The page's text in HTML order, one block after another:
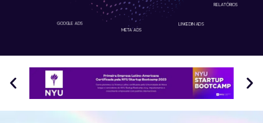
GOOGLE ADS LINKEDIN ADS
META ADS
RELATÓRIOS